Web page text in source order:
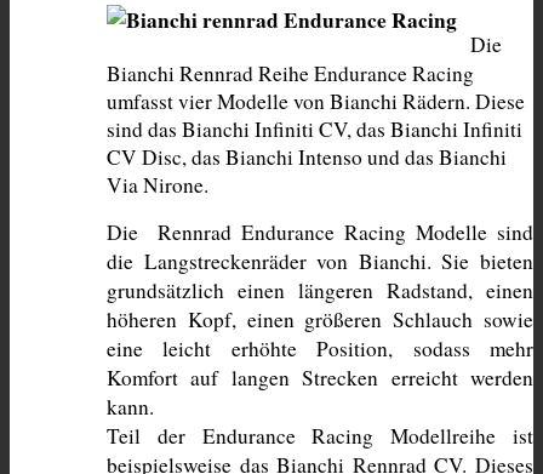
Die
Bianchi Rennrad Reihe Endurance Racing
umfasst vier Modelle von Bianchi Rädern. Diese
sind das Bianchi Infiniti CV, das Bianchi Infiniti
CV Disc, das Bianchi Intenso und das Bianchi
Via Nirone.
Die  Rennrad Endurance Racing Modelle sind
die Langstreckenräder von Bianchi. Sie bieten
grundsätzlich einen längeren Radstand, einen
höheren Kopf, einen größeren Schlauch sowie
eine leicht erhöhte Position, sodass mehr
Komfort auf langen Strecken erreicht werden
kann.
Teil der Endurance Racing Modellreihe ist
beispielsweise das Bianchi Rennrad CV. Dieses